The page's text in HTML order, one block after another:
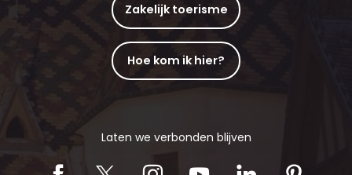
Zakelijk toerisme
Hoe kom ik hier?
Laten we verbonden blijven